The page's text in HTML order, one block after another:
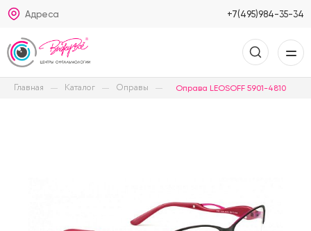
Адреса +7(495)984-35-34
Главная Каталог Оправы Оправа LEOSOFF 5901-4810